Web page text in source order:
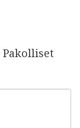
Pakolliset